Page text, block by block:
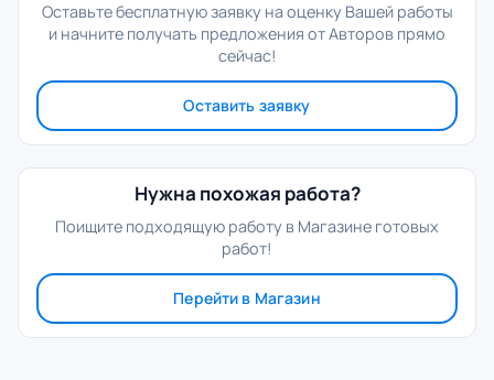
Оставьте бесплатную заявку на оценку Вашей работы
и начните получать предложения от Авторов прямо
сейчас!
Оставить заявку
Нужна похожая работа?
Поищите подходящую работу в Магазине готовых
работ!
Перейти в Магазин